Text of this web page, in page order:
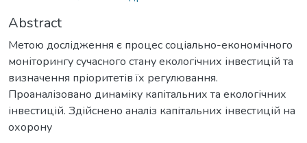
Abstract
Метою дослідження є процес соціально-економічного
моніторингу сучасного стану екологічних інвестицій та
визначення пріоритетів їх регулювання.
Проаналізовано динаміку капітальних та екологічних
інвестицій. Здійснено аналіз капітальних інвестицій на
охорону